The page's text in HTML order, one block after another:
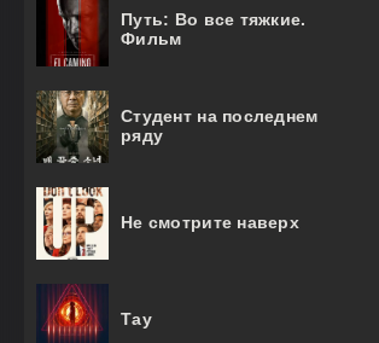
Путь: Во все тяжкие.
Фильм
Студент на последнем
ряду
Не смотрите наверх
Тау